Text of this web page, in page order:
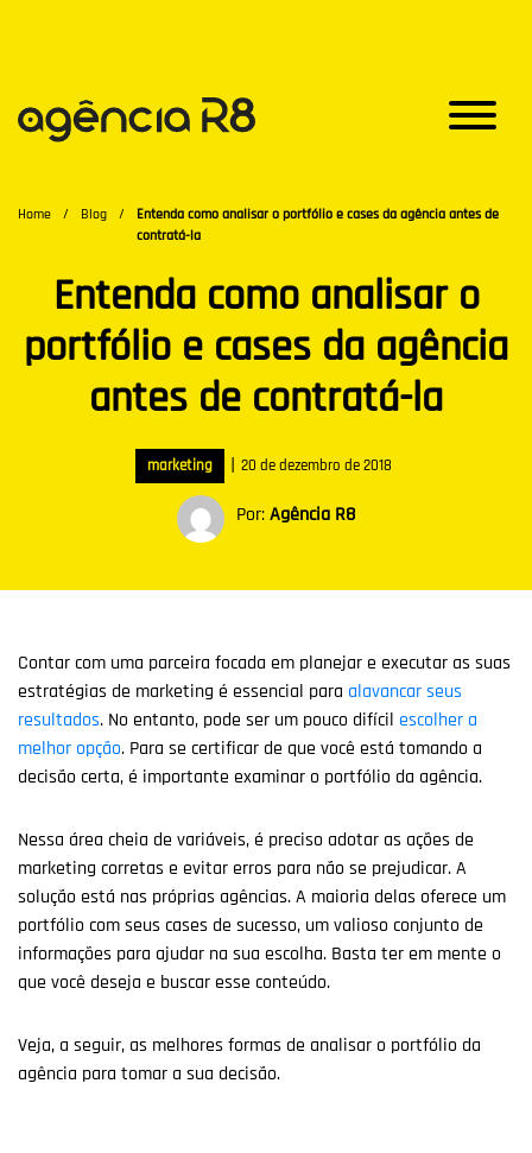
Home / Blog /
Entenda como analisar o portfólio e cases da agência antes de
contratá-la
Entenda como analisar o
portfólio e cases da agência
antes de contratá-la
marketing | 20 de dezembro de 2018
Por:Agência R8
Contar com uma parceira focada em planejar e executar as suas
estratégias de marketing é essencial para alavancar seus
resultados. No entanto, pode ser um pouco difícil escolher a
melhor opção. Para se certificar de que você está tomando a
decisão certa, é importante examinar o portfólio da agência.
Nessa área cheia de variáveis, é preciso adotar as ações de
marketing corretas e evitar erros para não se prejudicar. A
solução está nas próprias agências. A maioria delas oferece um
portfólio com seus cases de sucesso, um valioso conjunto de
informações para ajudar na sua escolha. Basta ter em mente o
que você deseja e buscar esse conteúdo.
Veja, a seguir, as melhores formas de analisar o portfólio da
agência para tomar a sua decisão.